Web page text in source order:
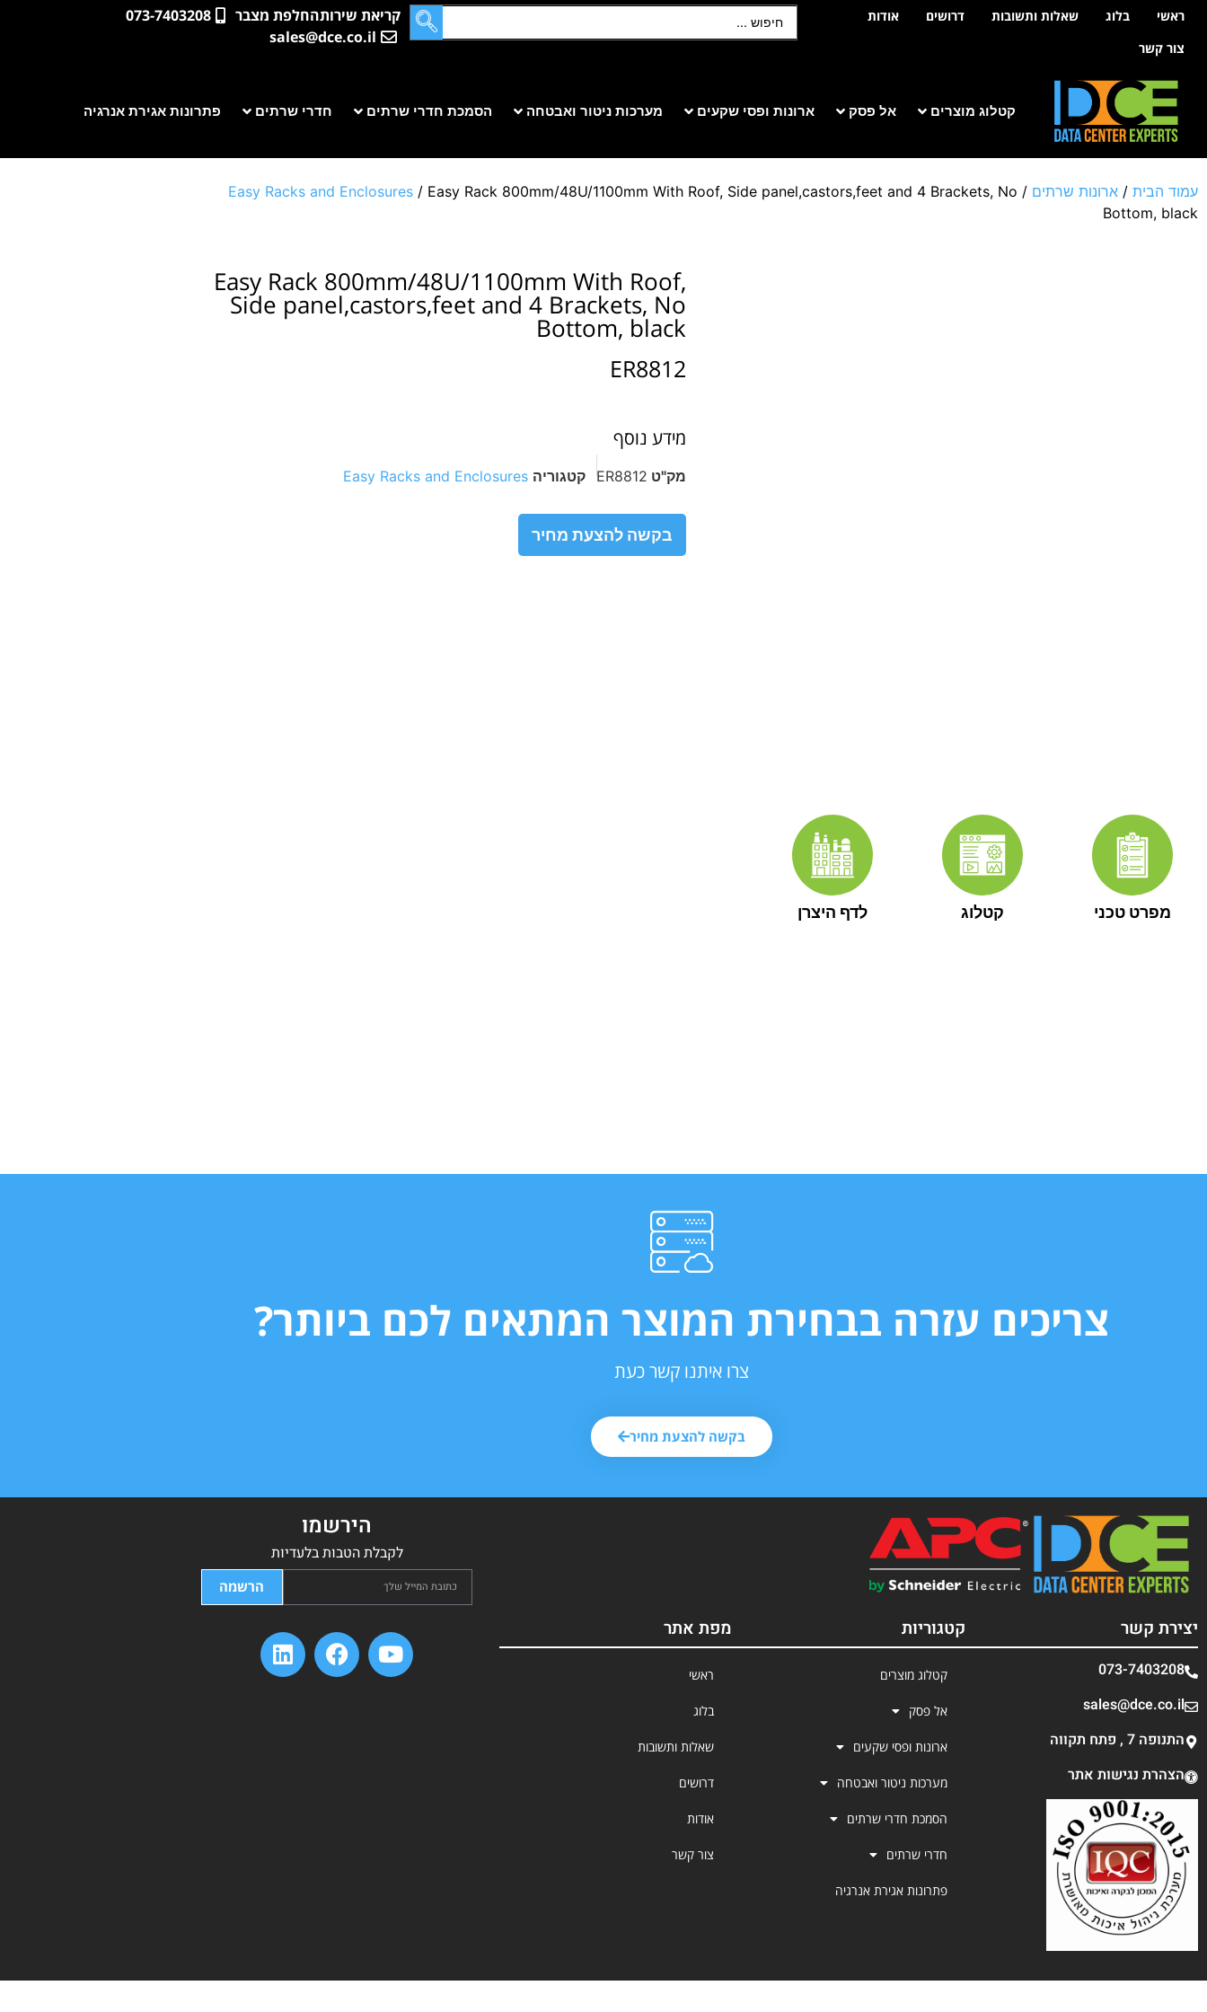
לתוכןראשי בלוג שאלות ותשובות דרושים
אודות
צור קשר
קריאת שירותהחלפת מצבר
073-7403208
sales@dce.co.il
קטלוג מוצרים אל פסק ארונות ופסי שקעים מערכות ניטור ואבטחה הסמכת חדרי שרתים חדרי שרתים פתרונות אגירת אנרגיה
עמוד הבית / ארונות שרתים /
Easy Racks and Enclosures / Easy Rack 800mm/48U/1100mm With Roof, Side panel,castors,feet and 4 Brackets, No
Bottom, black
Easy Rack 800mm/48U/1100mm With Roof,
Side panel,castors,feet and 4 Brackets, No
Bottom, black
ER8812
מידע נוסף
מק"ט ER8812 קטגוריה Easy Racks and Enclosures
בקשה להצעת מחיר
מפרט טכני קטלוג לדף היצרן
צריכים עזרה בבחירת המוצר המתאים לכם ביותר?
צרו איתנו קשר כעת
בקשה להצעת מחיר
יצירת קשר
073-7403208
sales@dce.co.il
התנופה 7 , פתח תקווה
הצהרת נגישות אתר
קטגוריות
קטלוג מוצרים
אל פסק
ארונות ופסי שקעים
מערכות ניטור ואבטחה
הסמכת חדרי שרתים
חדרי שרתים
פתרונות אגירת אנרגיה
מפת אתר
ראשי
בלוג
שאלות ותשובות
דרושים
אודות
צור קשר
הירשמו
לקבלת הטבות בלעדיות
הרשמה